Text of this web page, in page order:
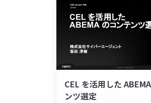
CEL を活用した
ンツ選定